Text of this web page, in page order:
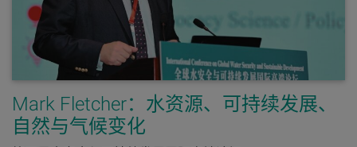
Mark Fletcher：水资源、可持续发展、
自然与气候变化